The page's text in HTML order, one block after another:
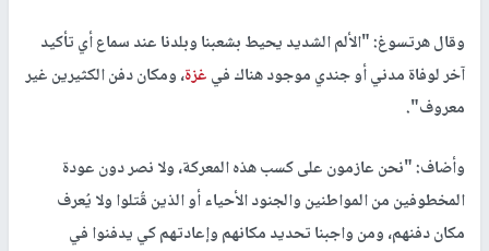
وقال هرتسوغ: "الألم الشديد يحيط بشعبنا وبلدنا عند سماع أي تأكيد
آخر لوفاة مدني أو جندي موجود هناك فيغزة، ومكان دفن الكثيرين غير
معروف".
وأضاف: "نحن عازمون على كسب هذه المعركة، ولا نصر دون عودة
المخطوفين من المواطنين والجنود الأحياء أو الذين قُتلوا ولا يُعرف
مكان دفنهم، ومن واجبنا تحديد مكانهم وإعادتهم كي يدفنوا في